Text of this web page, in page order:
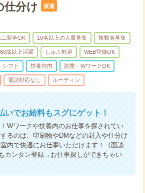
仕分け 派遣
二新卒OK 10名以上の大量募集 複数名募集
60歳以上活躍 しゅふ歓迎 WEB登録OK
シフト 扶養控内 副業・WワークOK
電話対応なし ルーティン
いでお給料もスグにゲット！
Wワークや扶養内のお仕事を探されてい
るのは、印刷物やDMなどの封入や仕分け
内で快適にお仕事いただけます！《面談
カンタン登録→お仕事探しができちゃい